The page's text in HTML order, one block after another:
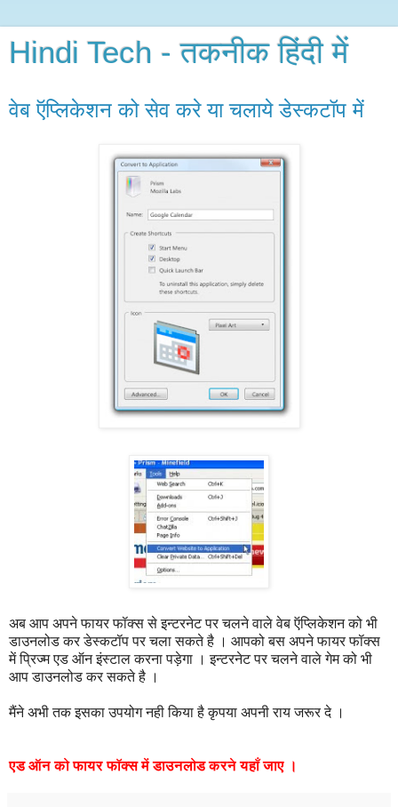
Hindi Tech - तकनीक हिंदी में
वेब ऍप्लिकेशन को सेव करे या चलाये डेस्कटॉप में
अब आप अपने फायर फॉक्स से इन्टरनेट पर चलने वाले वेब ऍप्लिकेशन को भी
डाउनलोड कर डेस्कटॉप पर चला सकते है । आपको बस अपने फायर फॉक्स
में प्रिज्म एड ऑन इंस्टाल करना पड़ेगा । इन्टरनेट पर चलने वाले गेम को भी
आप डाउनलोड कर सकते है ।
मैंने अभी तक इसका उपयोग नही किया है कृपया अपनी राय जरूर दे ।
एड ऑन को फायर फॉक्स में डाउनलोड करने यहाँ जाए ।